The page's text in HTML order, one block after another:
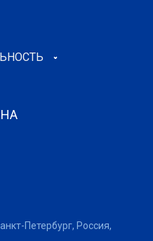
Петербург, Россия,